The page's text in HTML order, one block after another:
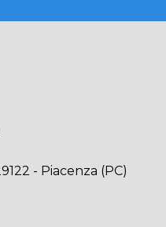
- Piacenza (PC)